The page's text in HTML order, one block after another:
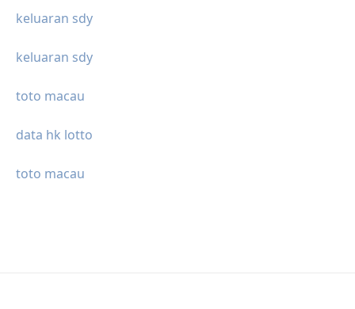
keluaran sdy
keluaran sdy
toto macau
data hk lotto
toto macau